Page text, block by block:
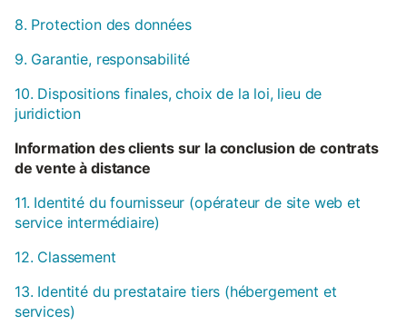
8. Protection des données
9. Garantie, responsabilité
10. Dispositions finales, choix de la loi, lieu de
juridiction
Information des clients sur la conclusion de contrats
de vente à distance
11. Identité du fournisseur (opérateur de site web et
service intermédiaire)
12. Classement
13. Identité du prestataire tiers (hébergement et
services)